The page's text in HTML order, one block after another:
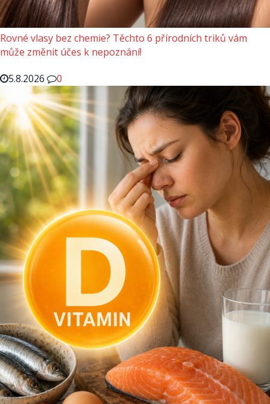
Rovné vlasy bez chemie? Těchto 6 přírodních triků vám
může změnit účes k nepoznání!
5.8.2026
0